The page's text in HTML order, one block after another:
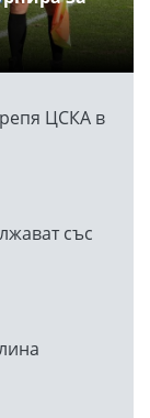
ЦСКА в
със